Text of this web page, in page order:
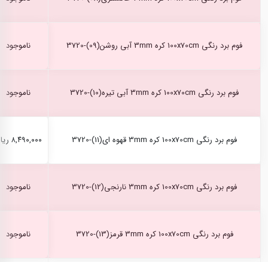
فوم برد رنگی 100x70cm کره 3mm آبی روشن(09)-3720 ناموجود
فوم برد رنگی 100x70cm کره 3mm آبی تیره(10)-3720 ناموجود
فوم برد رنگی 100x70cm کره 3mm قهوه ای(11)-3720 ۸,۴۹۰,۰۰۰ ریال
فوم برد رنگی 100x70cm کره 3mm نارنجی(12)-3720 ناموجود
فوم برد رنگی 100x70cm کره 3mm قرمز(13)-3720 ناموجود